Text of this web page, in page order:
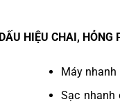
DẤU HIỆU CHAI, HỎNG
Máy nhanh
Sạc nhanh